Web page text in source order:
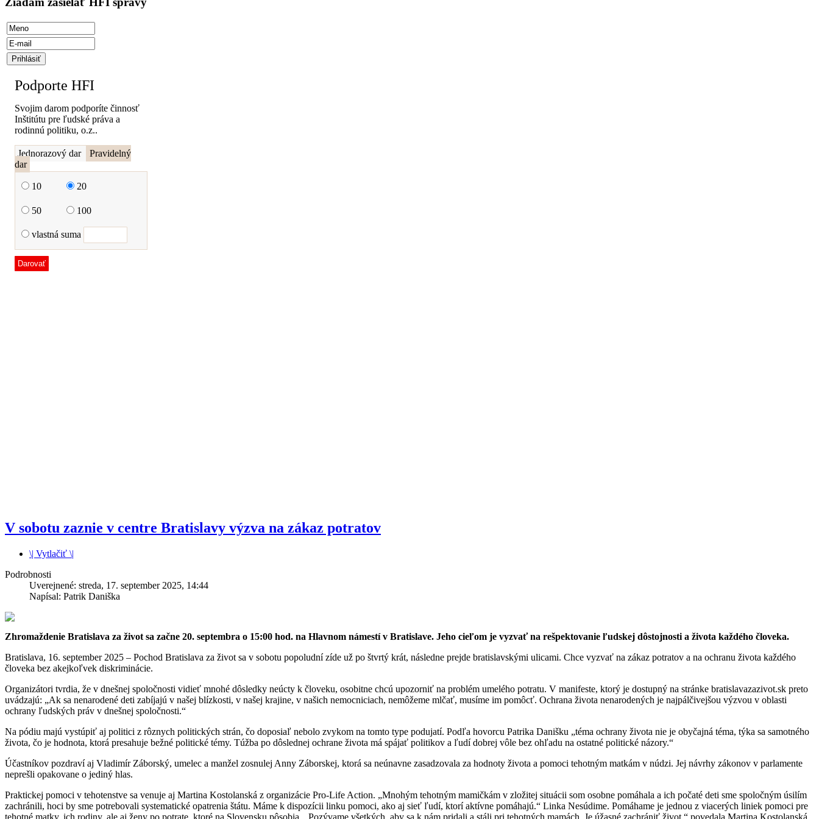
V sobotu zaznie v centre Bratislavy výzva na zákaz potratov​
\| Vytlačiť \|
Podrobnosti
Uverejnené: streda, 17. september 2025, 14:44
Napísal: Patrik Daniška
Zhromaždenie Bratislava za život sa začne 20. septembra o 15:00 hod. na Hlavnom námestí v Bratislave. Jeho cieľom je vyzvať na rešpektovanie ľudskej dôstojnosti a života každého človeka.
Bratislava, 16. september 2025 – Pochod Bratislava za život sa v sobotu popoludní zíde už po štvrtý krát, následne prejde bratislavskými ulicami. Chce vyzvať na zákaz potratov a na ochranu života každého
človeka bez akejkoľvek diskriminácie.
Organizátori tvrdia, že v dnešnej spoločnosti vidieť mnohé dôsledky neúcty k človeku, osobitne chcú upozorniť na problém umelého potratu. V manifeste, ktorý je dostupný na stránke bratislavazazivot.sk preto
uvádzajú: „Ak sa nenarodené deti zabíjajú v našej blízkosti, v našej krajine, v našich nemocniciach, nemôžeme mlčať, musíme im pomôcť. Ochrana života nenarodených je najpálčivejšou výzvou v oblasti
ochrany ľudských práv v dnešnej spoločnosti.“
Na pódiu majú vystúpiť aj politici z rôznych politických strán, čo doposiaľ nebolo zvykom na tomto type podujatí. Podľa hovorcu Patrika Danišku „téma ochrany života nie je obyčajná téma, týka sa samotného
života, čo je hodnota, ktorá presahuje bežné politické témy. Túžba po dôslednej ochrane života má spájať politikov a ľudí dobrej vôle bez ohľadu na ostatné politické názory.“
Účastníkov pozdraví aj Vladimír Záborský, umelec a manžel zosnulej Anny Záborskej, ktorá sa neúnavne zasadzovala za hodnoty života a pomoci tehotným matkám v núdzi. Jej návrhy zákonov v parlamente
neprešli opakovane o jediný hlas.
Praktickej pomoci v tehotenstve sa venuje aj Martina Kostolanská z organizácie Pro-Life Action. „Mnohým tehotným mamičkám v zložitej situácii som osobne pomáhala a ich počaté deti sme spoločným úsilím
zachránili, hoci by sme potrebovali systematické opatrenia štátu. Máme k dispozícii linku pomoci, ako aj sieť ľudí, ktorí aktívne pomáhajú.“ Linka Nesúdime. Pomáhame je jednou z viacerých liniek pomoci pre
tehotné matky, ich rodiny, ale aj ženy po potrate, ktoré na Slovensku pôsobia. „Pozývame všetkých, aby sa k nám pridali a stáli pri tehotných mamách. Je úžasné zachrániť život,“ povedala Martina Kostolanská.